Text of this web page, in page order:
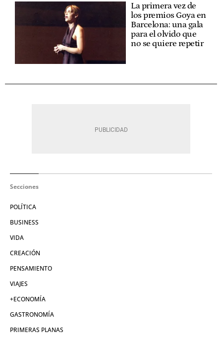
La primera vez de
los premios Goya en
Barcelona: una gala
para el olvido que
no se quiere repetir
Secciones
POLÍTICA
BUSINESS
VIDA
CREACIÓN
PENSAMIENTO
VIAJES
+ECONOMÍA
GASTRONOMÍA
PRIMERAS PLANAS